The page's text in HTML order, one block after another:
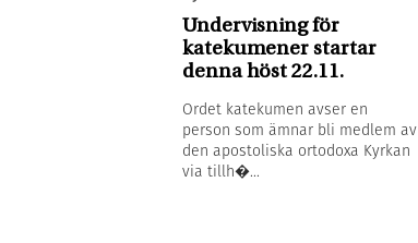
Undervisning för
katekumener startar
denna höst 22.11.
Ordet katekumen avser en
person som ämnar bli medlem av
den apostoliska ortodoxa Kyrkan
via tillh�...